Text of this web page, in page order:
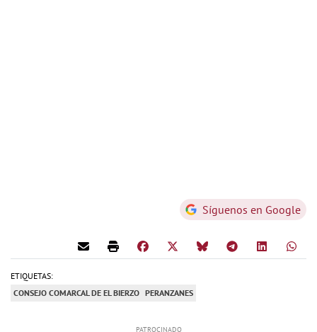
Síguenos en Google
ETIQUETAS:
CONSEJO COMARCAL DE EL BIERZO PERANZANES